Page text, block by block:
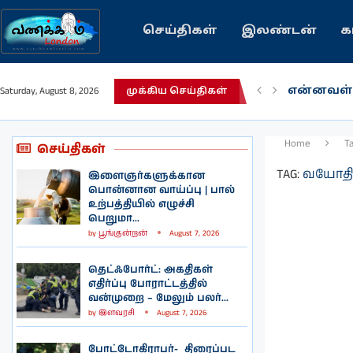
செய்திகள் இலண்டன்
Saturday, August 8, 2026 முக்கிய செய்திகள்
என்னவள்!
செய்திகள்
இளைஞர்களுக்கான
பொன்னான வாய்ப்பு | பால்
உற்பத்தியில் எழுச்சி
பெறுமா...
by பூங்குன்றன் August 7, 2026
தெட்ஃபோர்ட்: அகதிகள்
எதிர்ப்பு போராட்டத்தில்
வன்முறை – மேலும் பலர்...
by இளவரசி August 7, 2026
போட்டோகிராபர்- ‌ திரைப்பட
Home
TAG: